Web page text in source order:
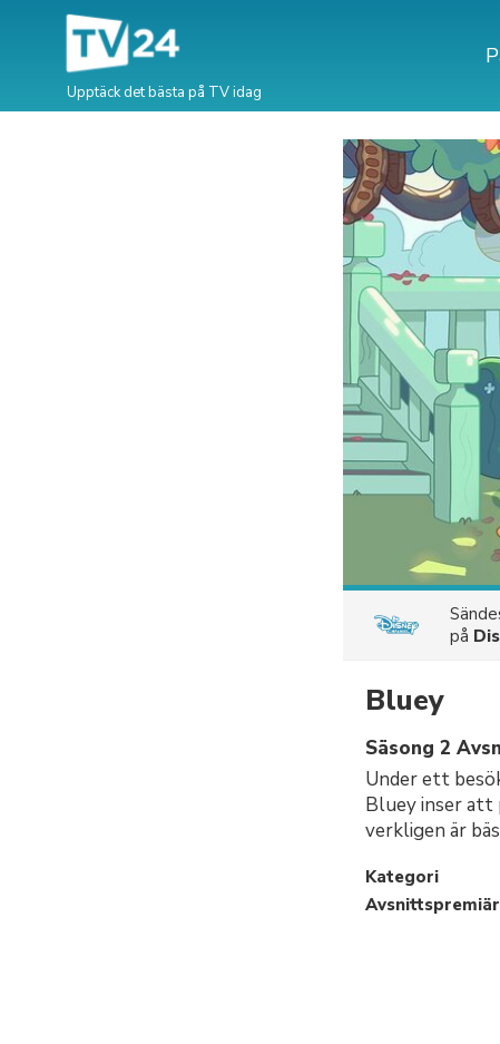
Upptäck det bästa på TV idag
på
Bluey
Säsong 2
Under ett
Bluey inser att
verkligen är
Kategori
Avsnittspremiär